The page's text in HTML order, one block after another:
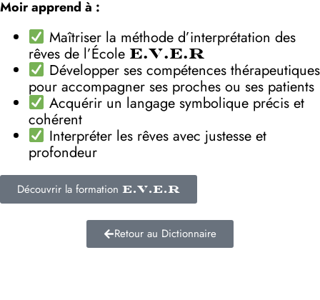
Moir apprend à :
Maîtriser la méthode d’interprétation des
rêves de l’École E.V.E.R
Développer ses compétences thérapeutiques
pour accompagner ses proches ou ses patients
Acquérir un langage symbolique précis et
cohérent
Interpréter les rêves avec justesse et
profondeur
Découvrir la formation E.V.E.R
Retour au Dictionnaire